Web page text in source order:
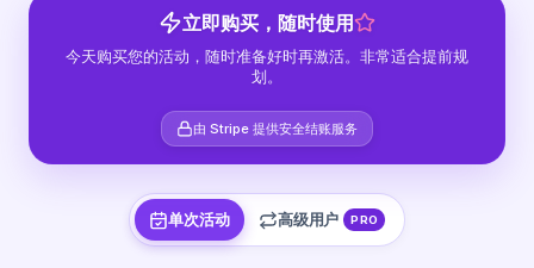
立即购买，随时使用
今天购买您的活动，随时准备好时再激活。非常适合提前规
划。
由 Stripe 提供安全结账服务
单次活动 高级用户 PRO